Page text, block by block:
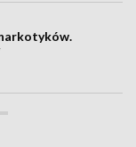
narkotyków.